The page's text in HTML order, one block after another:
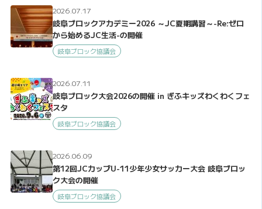
2026.07.17
岐阜ブロックアカデミー2026 ～JC夏期講習～-Re:ゼロ
から始めるJC生活-の開催
岐阜ブロック協議会
2026.07.11
岐阜ブロック大会2026の開催 in ぎふキッズわくわくフェ
スタ
岐阜ブロック協議会
2026.06.09
第12回JCカップU-11少年少女サッカー大会 岐阜ブロッ
ク大会の開催
岐阜ブロック協議会